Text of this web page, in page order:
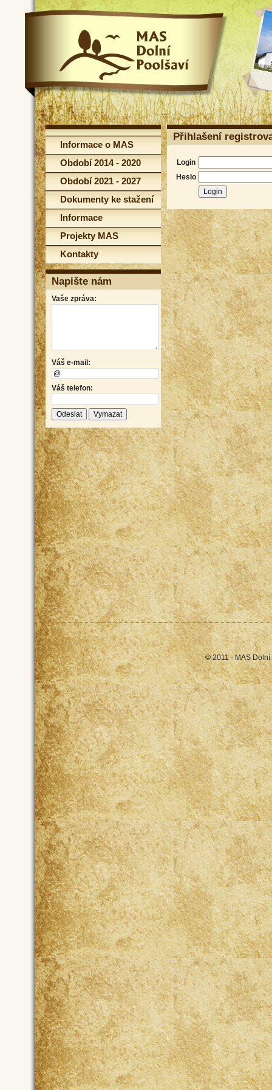
Informace o MAS
Období 2014 - 2020
Období 2021 - 2027
Dokumenty ke stažení
Informace
Projekty MAS
Kontakty
Napište nám
Vaše zpráva:
Váš e-mail:
Váš telefon:
Přihlašení
Login
Heslo
© 2011 - MAS